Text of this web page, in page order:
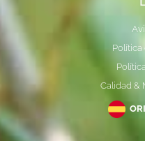
Política
Calidad &